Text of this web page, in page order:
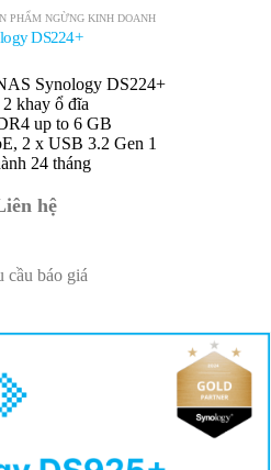
PHẨM NGỪNG KINH DOANH
DS224+
Synology DS224+
khay ổ đĩa
up to 6 GB
2 x USB 3.2 Gen 1
24 tháng
hệ
cầu báo giá